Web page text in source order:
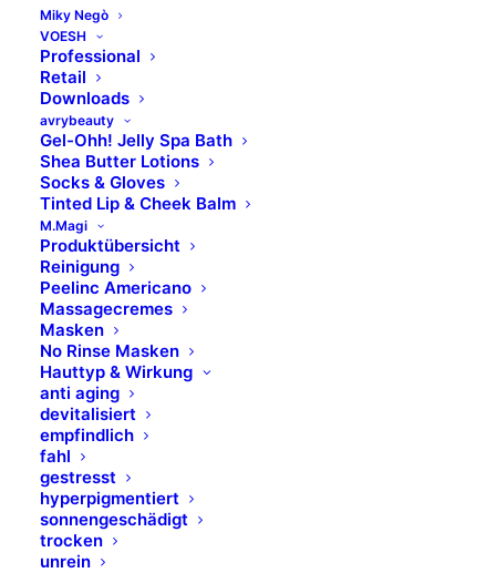
Miky Negò
VOESH
Professional
Retail
Downloads
avrybeauty
Gel-Ohh! Jelly Spa Bath
Shea Butter Lotions
Socks & Gloves
Tinted Lip & Cheek Balm
M.Magi
Produktübersicht
Reinigung
Peelinc Americano
Massagecremes
Masken
No Rinse Masken
Hauttyp & Wirkung
anti aging
devitalisiert
empfindlich
fahl
gestresst
hyperpigmentiert
sonnengeschädigt
trocken
unrein
ANWENDUNG
INHALTSSTOFFE
WICHTIGE INFORMATIONEN
AUFBEWAHRUNGSHINWEISE
BILDER UND KONTAKTE
LIEFERUMFANG
Body Peeling